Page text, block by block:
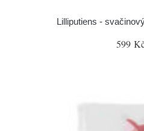
Lilliputiens -
599